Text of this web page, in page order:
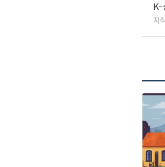
K-
지